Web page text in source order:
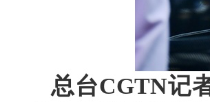
总台CGTN记